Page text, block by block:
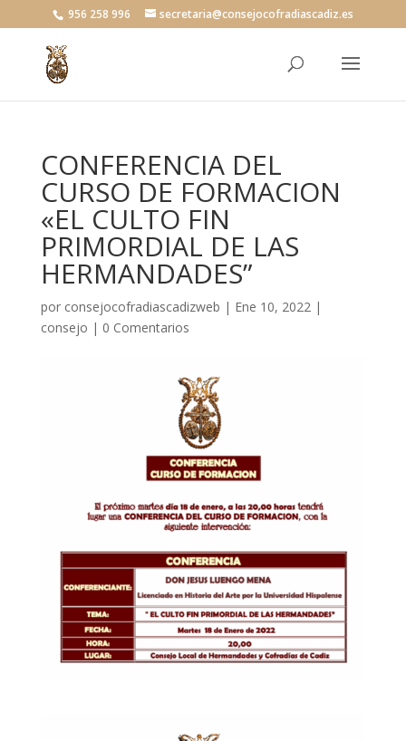
956 258 996 secretaria@consejocofradiascadiz.es
CONFERENCIA DEL
CURSO DE FORMACION
«EL CULTO FIN
PRIMORDIAL DE LAS
HERMANDADES”
por consejocofradiascadizweb | Ene 10, 2022|
consejo | 0 Comentarios